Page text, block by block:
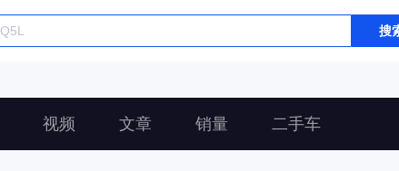
搜
视频 文章 销量 二手车